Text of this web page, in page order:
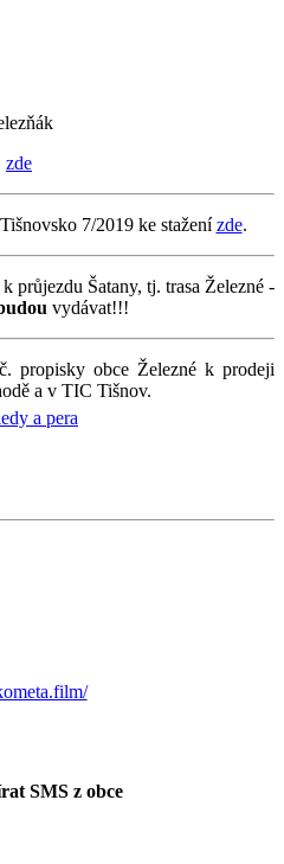
zde
7/2019 ke staženízde.
průjezdu Šatany, tj. trasa Železné -
vydávat!!!
propisky obce Železné k prodeji
a v TIC Tišnov.
SMS z obce